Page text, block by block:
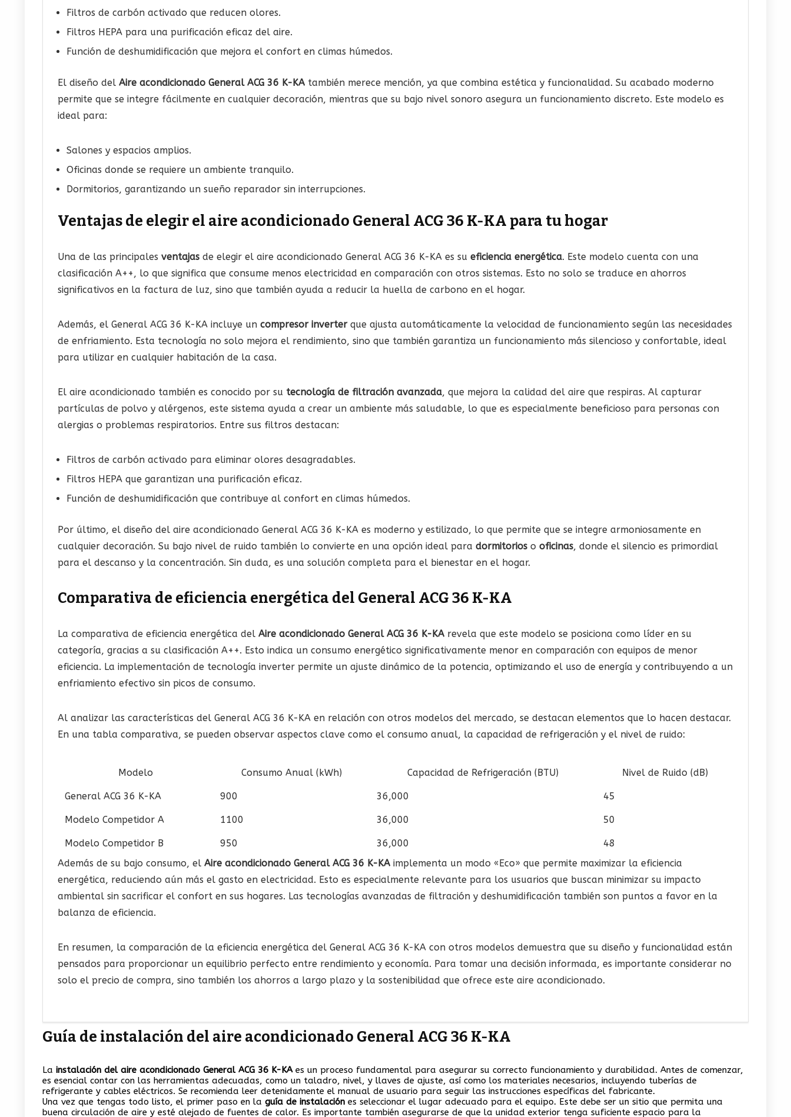
Filtros de carbón activado que reducen olores.
Filtros HEPA para una purificación eficaz del aire.
Función de deshumidificación que mejora el confort en climas húmedos.
El diseño del Aire acondicionado General ACG 36 K-KAtambién merece mención, ya que combina estética y funcionalidad. Su acabado moderno
permite que se integre fácilmente en cualquier decoración, mientras que su bajo nivel sonoro asegura un funcionamiento discreto. Este modelo es
ideal para:
Salones y espacios amplios.
Oficinas donde se requiere un ambiente tranquilo.
Dormitorios, garantizando un sueño reparador sin interrupciones.
Ventajas de elegir el aire acondicionado General ACG 36 K-KA para tu hogar
Una de las principales ventajas de elegir el aire acondicionado General ACG 36 K-KA es su eficiencia energética. Este modelo cuenta con una
clasificación A++, lo que significa que consume menos electricidad en comparación con otros sistemas. Esto no solo se traduce en ahorros
significativos en la factura de luz, sino que también ayuda a reducir la huella de carbono en el hogar.
Además, el General ACG 36 K-KA incluye un compresor inverterque ajusta automáticamente la velocidad de funcionamiento según las necesidades
de enfriamiento. Esta tecnología no solo mejora el rendimiento, sino que también garantiza un funcionamiento más silencioso y confortable, ideal
para utilizar en cualquier habitación de la casa.
El aire acondicionado también es conocido por su tecnología de filtración avanzada, que mejora la calidad del aire que respiras. Al capturar
partículas de polvo y alérgenos, este sistema ayuda a crear un ambiente más saludable, lo que es especialmente beneficioso para personas con
alergias o problemas respiratorios. Entre sus filtros destacan:
Filtros de carbón activado para eliminar olores desagradables.
Filtros HEPA que garantizan una purificación eficaz.
Función de deshumidificación que contribuye al confort en climas húmedos.
Por último, el diseño del aire acondicionado General ACG 36 K-KA es moderno y estilizado, lo que permite que se integre armoniosamente en
cualquier decoración. Su bajo nivel de ruido también lo convierte en una opción ideal para dormitorios o oficinas, donde el silencio es primordial
para el descanso y la concentración. Sin duda, es una solución completa para el bienestar en el hogar.
Comparativa de eficiencia energética del General ACG 36 K-KA
La comparativa de eficiencia energética del Aire acondicionado General ACG 36 K-KArevela que este modelo se posiciona como líder en su
categoría, gracias a su clasificación A++. Esto indica un consumo energético significativamente menor en comparación con equipos de menor
eficiencia. La implementación de tecnología inverter permite un ajuste dinámico de la potencia, optimizando el uso de energía y contribuyendo a un
enfriamiento efectivo sin picos de consumo.
Al analizar las características del General ACG 36 K-KA en relación con otros modelos del mercado, se destacan elementos que lo hacen destacar.
En una tabla comparativa, se pueden observar aspectos clave como el consumo anual, la capacidad de refrigeración y el nivel de ruido:
Modelo Consumo Anual (kWh) Capacidad de Refrigeración (BTU) Nivel de Ruido (dB)
General ACG 36 K-KA 900 36,000 45
Modelo Competidor A 1100 36,000 50
Modelo Competidor B 950 36,000
48
Además de su bajo consumo, el Aire acondicionado General ACG 36 K-KAimplementa un modo «Eco» que permite maximizar la eficiencia
energética, reduciendo aún más el gasto en electricidad. Esto es especialmente relevante para los usuarios que buscan minimizar su impacto
ambiental sin sacrificar el confort en sus hogares. Las tecnologías avanzadas de filtración y deshumidificación también son puntos a favor en la
balanza de eficiencia.
En resumen, la comparación de la eficiencia energética del General ACG 36 K-KA con otros modelos demuestra que su diseño y funcionalidad están
pensados para proporcionar un equilibrio perfecto entre rendimiento y economía. Para tomar una decisión informada, es importante considerar no
solo el precio de compra, sino también los ahorros a largo plazo y la sostenibilidad que ofrece este aire acondicionado.
Guía de instalación del aire acondicionado General ACG 36 K-KA
La instalación del aire acondicionado General ACG 36 K-KAes un proceso fundamental para asegurar su correcto funcionamiento y durabilidad. Antes de comenzar,
es esencial contar con las herramientas adecuadas, como un taladro, nivel, y llaves de ajuste, así como los materiales necesarios, incluyendo tuberías de
refrigerante y cables eléctricos. Se recomienda leer detenidamente el manual de usuario para seguir las instrucciones específicas del fabricante.
Una vez que tengas todo listo, el primer paso en la guía de instalación es seleccionar el lugar adecuado para el equipo. Este debe ser un sitio que permita una
buena circulación de aire y esté alejado de fuentes de calor. Es importante también asegurarse de que la unidad exterior tenga suficiente espacio para la